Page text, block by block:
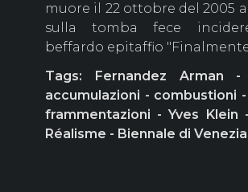
muore il 22 ottobre del 2005 a
sulla tomba fece
beffardo epitaffio
Tags: Fernandez Arman
accumulazioni - combustioni
frammentazioni - Yves Klein
Réalisme - Biennale di Venezia